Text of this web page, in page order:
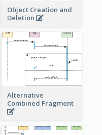
Object Creation and
Deletion
Alternative
Combined Fragment